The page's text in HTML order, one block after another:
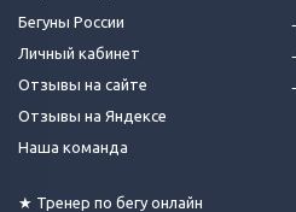
Бегуны России
Личный кабинет
Отзывы на сайте
Отзывы на Яндексе
Наша команда
★ Тренер по бегу онлайн